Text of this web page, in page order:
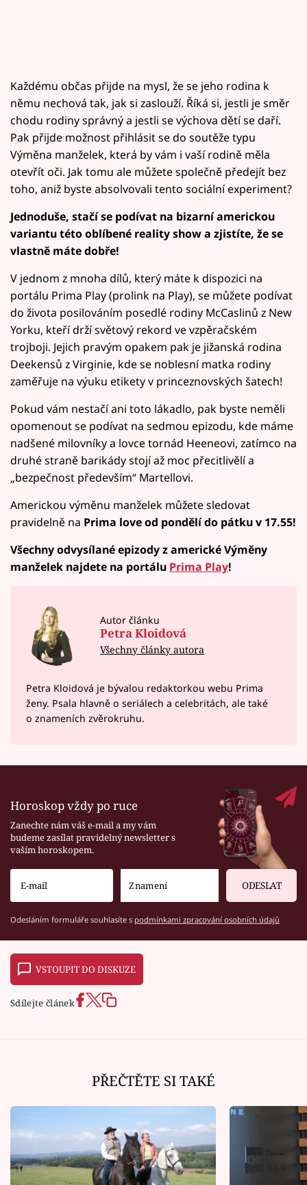
Každému občas přijde na mysl, že se jeho rodina k
němu nechová tak, jak si zaslouží. Říká si, jestli je směr
chodu rodiny správný a jestli se výchova dětí se daří.
Pak přijde možnost přihlásit se do soutěže typu
Výměna manželek, která by vám i vaší rodině měla
otevřít oči. Jak tomu ale můžete společně předejít bez
toho, aniž byste absolvovali tento sociální experiment?
Jednoduše, stačí se podívat na bizarní americkou
variantu této oblíbené reality show a zjistíte, že se
vlastně máte dobře!
V jednom z mnoha dílů, který máte k dispozici na
portálu Prima Play (prolink na Play), se můžete podívat
do života posilováním posedlé rodiny McCaslinů z New
Yorku, kteří drží světový rekord ve vzpěračském
trojboji. Jejich pravým opakem pak je jižanská rodina
Deekensů z Virginie, kde se noblesní matka rodiny
zaměřuje na výuku etikety v princeznovských šatech!
Pokud vám nestačí ani toto lákadlo, pak byste neměli
opomenout se podívat na sedmou epizodu, kde máme
nadšené milovníky a lovce tornád Heeneovi, zatímco na
druhé straně barikády stojí až moc přecitlivělí a
„bezpečnost především“ Martellovi.
Americkou výměnu manželek můžete sledovat
pravidelně na Prima love od pondělí do pátku v 17.55!
Všechny odvysílané epizody z americké Výměny
manželek najdete na portálu Prima Play!
Autor článku
Petra Kloidová
Všechny články autora
Petra Kloidová je bývalou redaktorkou webu Prima
ženy. Psala hlavně o seriálech a celebritách, ale také
o znameních zvěrokruhu.
Horoskop vždy po ruce
Zanechte nám váš e-mail a my vám
budeme zasílat pravidelný newsletter s
vaším horoskopem.
ODESLAT
Odesláním formuláře souhlasíte s podmínkami zpracování osobních údajů
VSTOUPIT DO DISKUZE
Sdílejte článek
PŘEČTĚTE SI TAKÉ